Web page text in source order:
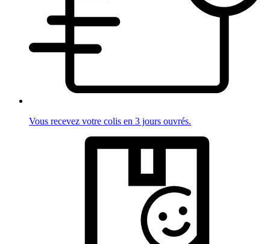
Vous recevez votre colis en 3 jours ouvrés.